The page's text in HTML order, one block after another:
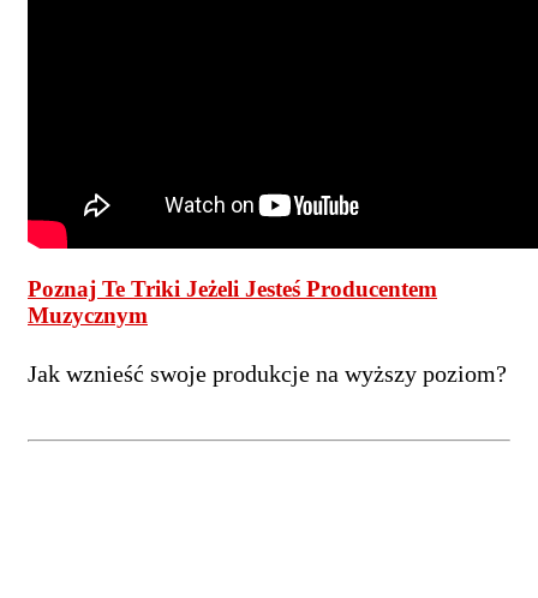
Poznaj Te Triki Jeżeli Jesteś Producentem
Muzycznym
Jak wznieść swoje produkcje na wyższy poziom?